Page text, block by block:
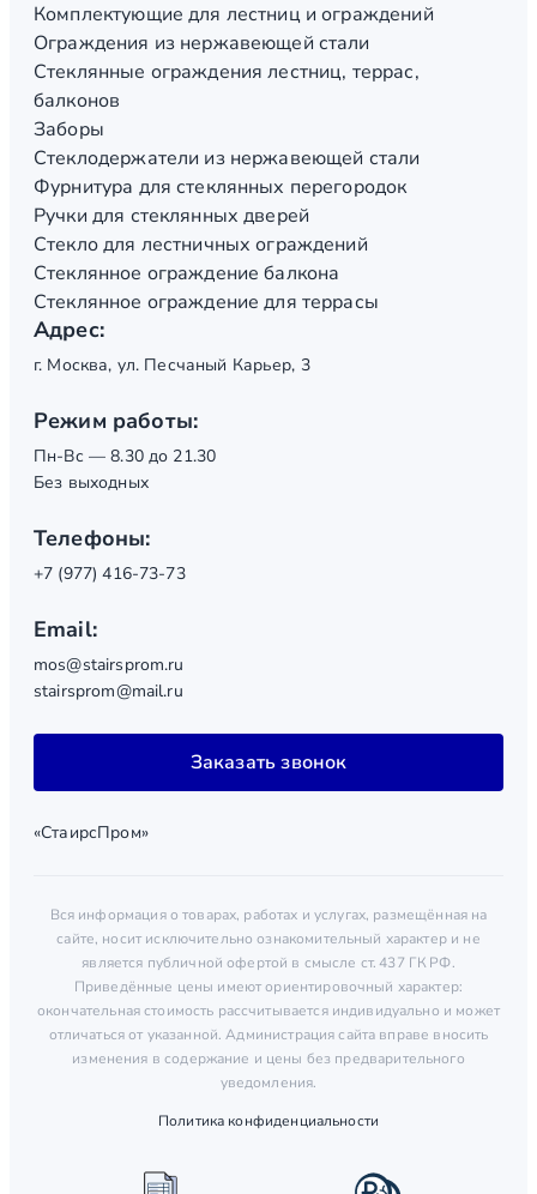
Комплектующие для лестниц и ограждений
Ограждения из нержавеющей стали
Стеклянные ограждения лестниц, террас,
балконов
Заборы
Стеклодержатели из нержавеющей стали
Фурнитура для стеклянных перегородок
Ручки для стеклянных дверей
Стекло для лестничных ограждений
Стеклянное ограждение балкона
Стеклянное ограждение для террасы
Адрес:
г. Москва, ул. Песчаный Карьер, 3
Режим работы:
Пн-Вс — 8.30 до 21.30
Без выходных
Телефоны:
+7 (977) 416-73-73
Email:
mos@stairsprom.ru
stairsprom@mail.ru
Заказать звонок
«СтаирсПром»
Вся информация о товарах, работах и услугах, размещённая на
сайте, носит исключительно ознакомительный характер и не
является публичной офертой в смысле ст. 437 ГК РФ.
Приведённые цены имеют ориентировочный характер:
окончательная стоимость рассчитывается индивидуально и может
отличаться от указанной. Администрация сайта вправе вносить
изменения в содержание и цены без предварительного
уведомления.
Политика конфиденциальности